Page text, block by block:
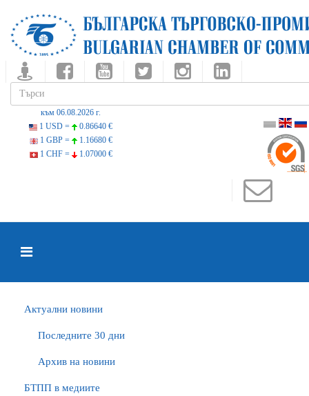
към 06.08.2026 г.
1 USD =
0.86640 €
1 GBP =
1.16680 €
1 CHF =
1.07000 €
Актуални новини
Последните 30 дни
Архив на новини
БTПП в медиите